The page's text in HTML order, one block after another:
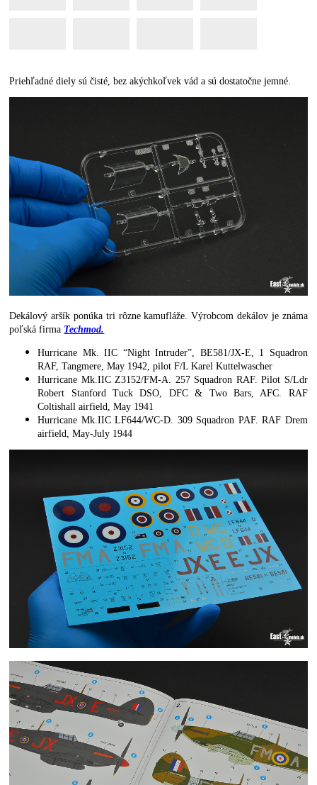
Priehľadné diely sú čisté, bez akýchkoľvek vád a sú dostatočne jemné.
Dekálový aršík ponúka tri rôzne kamufláže. Výrobcom dekálov je známa
poľská firma Techmod.
Hurricane Mk. IIC “Night Intruder”, BE581/JX-E, 1 Squadron
RAF, Tangmere, May 1942, pilot F/L Karel Kuttelwascher
Hurricane Mk.IIC Z3152/FM-A. 257 Squadron RAF. Pilot S/Ldr
Robert Stanford Tuck DSO, DFC & Two Bars, AFC. RAF
Coltishall airfield, May 1941
Hurricane Mk.IIC LF644/WC-D. 309 Squadron PAF. RAF Drem
airfield, May-July 1944